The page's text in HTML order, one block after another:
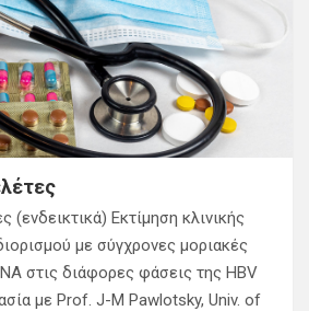
(ενδεικτικά) Εκτίμηση κλινικής
με σύγχρονες μοριακές
στις διάφορες φάσεις της HBV
με Prof. J-M Pawlotsky, Univ. of